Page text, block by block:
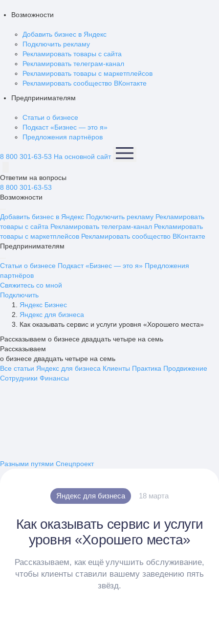
Возможности
Добавить бизнес в Яндекс
Подключить рекламу
Рекламировать товары с сайта
Рекламировать телеграм-канал
Рекламировать товары с маркетплейсов
Рекламировать сообщество ВКонтакте
Предпринимателям
Статьи о бизнесе
Подкаст «Бизнес — это я»
Предложения партнёров
8 800 301-63-53 На основной сайт
Ответим на вопросы
8 800 301-63-53
Возможности
Добавить бизнес в Яндекс Подключить рекламу Рекламировать
товары с сайта Рекламировать телеграм-канал Рекламировать
товары с маркетплейсов Рекламировать сообщество ВКонтакте
Предпринимателям
Статьи о бизнесе Подкаст «Бизнес — это я» Предложения
партнёров
Свяжитесь со мной
Подключить
Яндекс Бизнес
Яндекс для бизнеса
Как оказывать сервис и услуги уровня «Хорошего места»
Рассказываем о бизнесе двадцать четыре на семь
Рассказываем
о бизнесе двадцать четыре на семь
Все статьи Яндекс для бизнеса Клиенты Практика Продвижение
Сотрудники Финансы
Разными путями Спецпроект
Яндекс для бизнеса 18 марта
Как оказывать сервис и услуги
уровня «Хорошего места»
Рассказываем, как ещё улучшить обслуживание,
чтобы клиенты ставили вашему заведению пять
звёзд.